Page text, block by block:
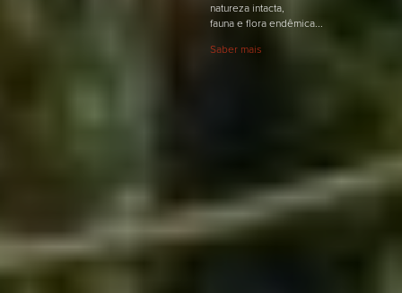
natureza intacta,
fauna e flora endêmica...
Saber mais